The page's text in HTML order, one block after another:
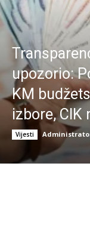
upozorio:
KM
izbore, CIK
Vijesti